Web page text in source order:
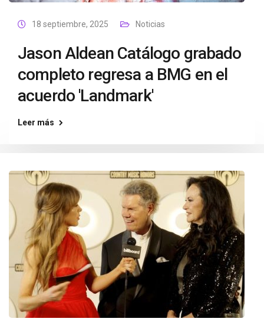
18 septiembre, 2025 Noticias
Jason Aldean Catálogo grabado
completo regresa a BMG en el
acuerdo 'Landmark'
Leer más